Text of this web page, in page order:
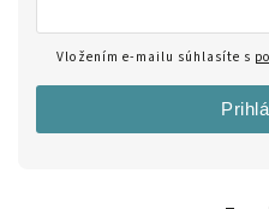
Vložením e-mailu súhlasíte s